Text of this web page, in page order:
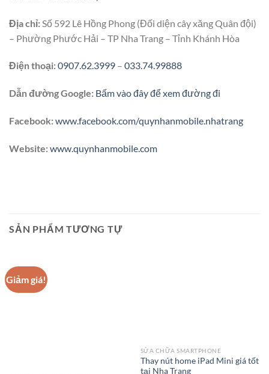
Địa chỉ: Số 592 Lê Hồng Phong (Đối diện cây xăng Quân đội)
– Phường Phước Hải – TP Nha Trang – Tỉnh Khánh Hòa
Điện thoại:0907.62.3999 – 033.74.99888
Dẫn đường Google: Bấm vào đây để xem đường đi
Facebook:www.facebook.com/quynhanmobile.nhatrang
Website:www.quynhanmobile.com
SẢN PHẨM TƯƠNG TỰ
Giảm giá!
SỬA CHỮA SMARTPHONE
Thay nút home iPad Mini giá tốt
tại Nha Trang